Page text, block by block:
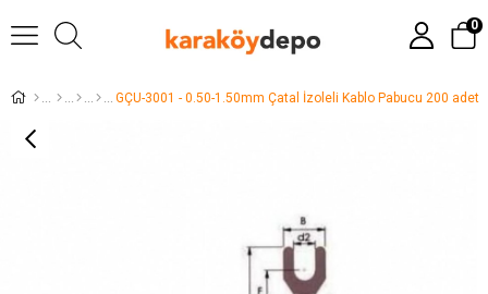
0
GÇU-3001 - 0.50-1.50mm Çatal İzoleli Kablo Pabucu 200 adet